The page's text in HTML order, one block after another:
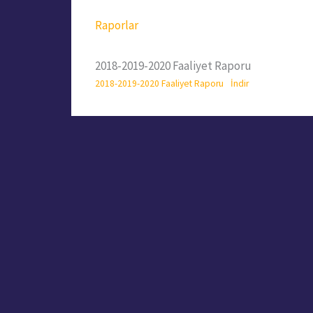
Raporlar
2018-2019-2020 Faaliyet Raporu
2018-2019-2020 Faaliyet Raporu İndir